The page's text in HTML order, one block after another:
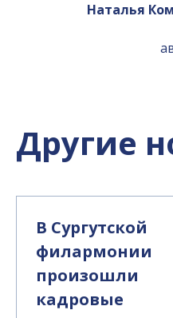
Наталья
Другие
В Сургутской
филармонии
произошли
кадровые